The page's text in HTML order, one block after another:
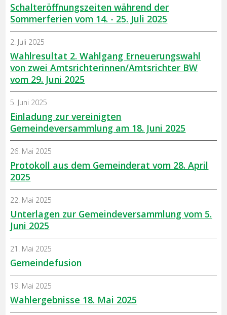
Schalteröffnungszeiten während der
Sommerferien vom 14. - 25. Juli 2025
Wahlresultat 2. Wahlgang Erneuerungswahl
von zwei Amtsrichterinnen/Amtsrichter BW
vom 29. Juni 2025
2. Juli 2025
Einladung zur vereinigten
Gemeindeversammlung am 18. Juni 2025
5. Juni 2025
Protokoll aus dem Gemeinderat vom 28. April
2025
26. Mai 2025
Unterlagen zur Gemeindeversammlung vom 5.
Juni 2025
22. Mai 2025
Gemeindefusion
21. Mai 2025
Wahlergebnisse 18. Mai 2025
19. Mai 2025